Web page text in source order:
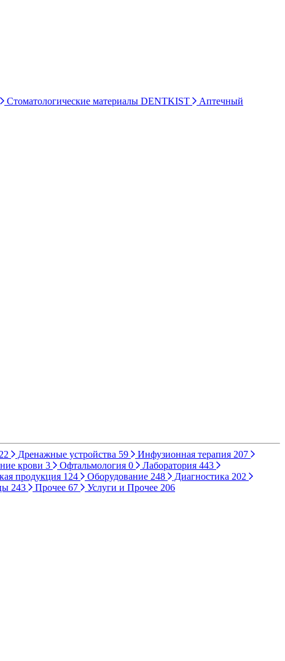
Стоматологические материалы DENTKIST
Аптечный
Дренажные устройства 59 Инфузионная терапия 207
крови 3 Офтальмология 0 Лаборатория 443
продукция 124 Оборудование 248 Диагностика 202
243 Прочее 67 Услуги и Прочее 206